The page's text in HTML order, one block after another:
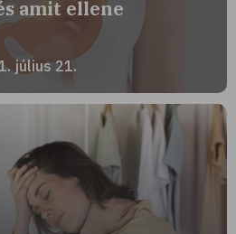
amit ellene
július 21.